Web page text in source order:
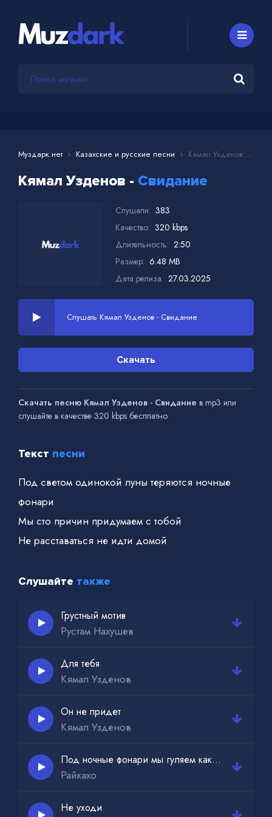
Муздарк.нет Казахские и русские песни Кямал Узденов - Свидание
Кямал Узденов - Свидание
Слушали: 383
Качество: 320 kbps
Длительность: 2:50
Размер: 6.48 MB
Дата релиза: 27.03.2025
Слушать Кямал Узденов - Свидание
Скачать
Скачать песню Кямал Узденов - Свидание в mp3 или
слушайте в качестве 320 kbps бесплатно
Текст песни
Под светом одинокой луны теряются ночные
фонари
Мы сто причин придумаем с тобой
Не расставаться не идти домой
Слушайте также
Грустный мотив
Рустам Нахушев
Для тебя
Кямал Узденов
Он не придет
Кямал Узденов
Под ночные фонари мы гуляем как цари
Райкахо
Не уходи